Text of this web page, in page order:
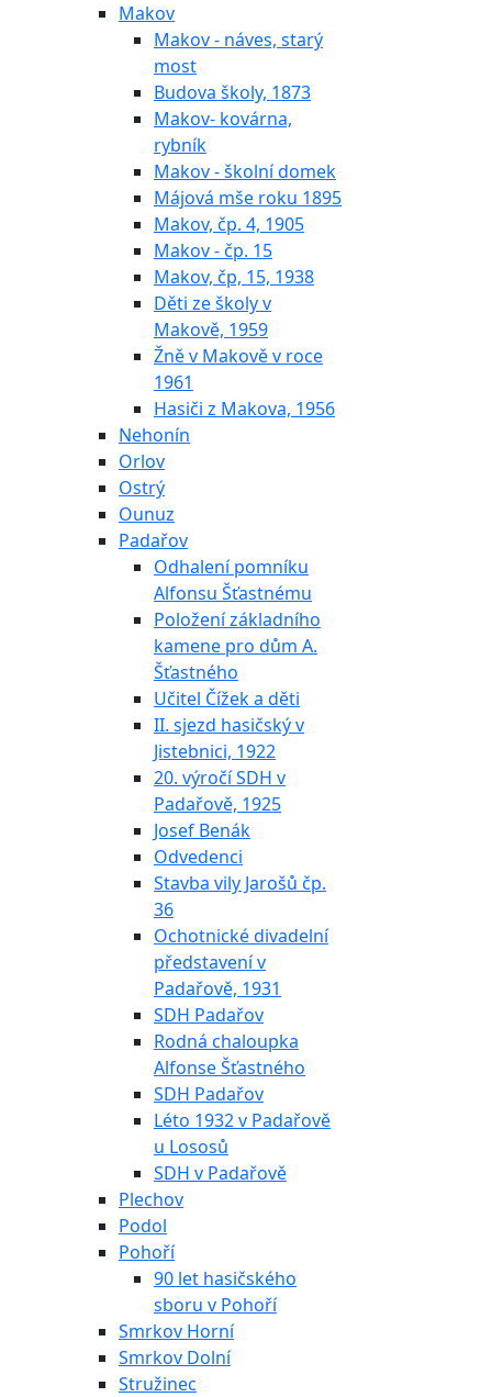
Makov
Makov - náves, starý
most
Budova školy, 1873
Makov- kovárna,
rybník
Makov - školní domek
Májová mše roku 1895
Makov, čp. 4, 1905
Makov - čp. 15
Makov, čp, 15, 1938
Děti ze školy v
Makově, 1959
Žně v Makově v roce
1961
Hasiči z Makova, 1956
Nehonín
Orlov
Ostrý
Ounuz
Padařov
Odhalení pomníku
Alfonsu Šťastnému
Položení základního
kamene pro dům A.
Šťastného
Učitel Čížek a děti
II. sjezd hasičský v
Jistebnici, 1922
20. výročí SDH v
Padařově, 1925
Josef Benák
Odvedenci
Stavba vily Jarošů čp.
36
Ochotnické divadelní
představení v
Padařově, 1931
SDH Padařov
Rodná chaloupka
Alfonse Šťastného
SDH Padařov
Léto 1932 v Padařově
u Lososů
SDH v Padařově
Plechov
Podol
Pohoří
90 let hasičského
sboru v Pohoří
Smrkov Horní
Smrkov Dolní
Stružinec